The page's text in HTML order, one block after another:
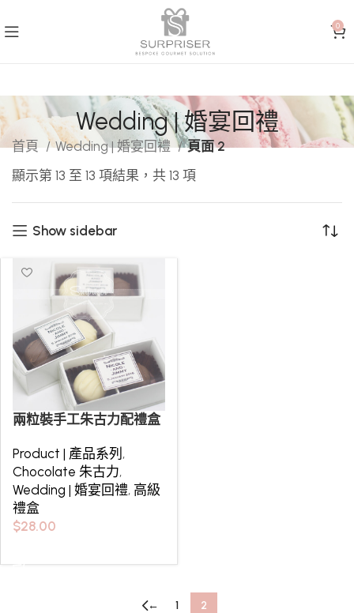
0
Wedding | 婚宴回禮
首頁 Wedding | 婚宴回禮
頁面 2
顯示第 13 至 13 項結果，共 13 項
Show sidebar
兩粒裝手工朱古力配禮盒
Product | 產品系列 ,
Chocolate 朱古力,
Wedding | 婚宴回禮, 高級
禮盒
$28.00
← 1 2